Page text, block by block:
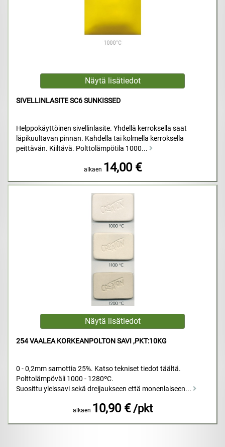
SIVELLINLASITE SC6 SUNKISSED
Helppokäyttöinen sivellinlasite. Yhdellä kerroksella saat
läpikuultavan pinnan. Kahdella tai kolmella kerroksella
peittävän. Kiiltävä. Polttolämpötila 1000...
alkaen 14,00 €
254 VAALEA KORKEANPOLTON SAVI ,PKT:10KG
0 - 0,2mm samottia 25%. Katso tekniset tiedot täältä.
Polttolämpöväli 1000 - 1280ºC.
Suosittu yleissavi sekä dreijaukseen että monenlaiseen...
alkaen 10,90 € /pkt